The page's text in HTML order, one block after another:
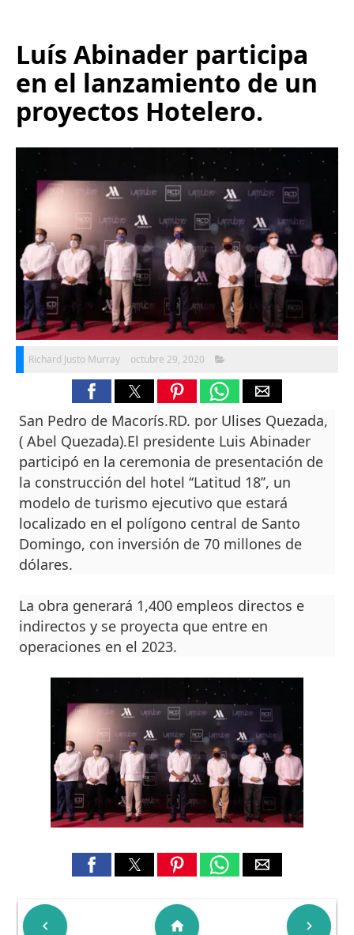
Luís Abinader participa
en el lanzamiento de un
proyectos Hotelero.
Richard Justo Murray octubre 29, 2020
San Pedro de Macorís.RD. por Ulises Quezada,
( Abel Quezada).El presidente Luis Abinader
participó en la ceremonia de presentación de
la construcción del hotel ‘‘Latitud 18’’, un
modelo de turismo ejecutivo que estará
localizado en el polígono central de Santo
Domingo, con inversión de 70 millones de
dólares.
La obra generará 1,400 empleos directos e
indirectos y se proyecta que entre en
operaciones en el 2023.
 
home